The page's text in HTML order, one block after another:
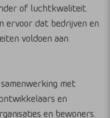
of luchtkwaliteit.
ervoor dat bedrijven en
voldoen aan
met
en
en bewoners.